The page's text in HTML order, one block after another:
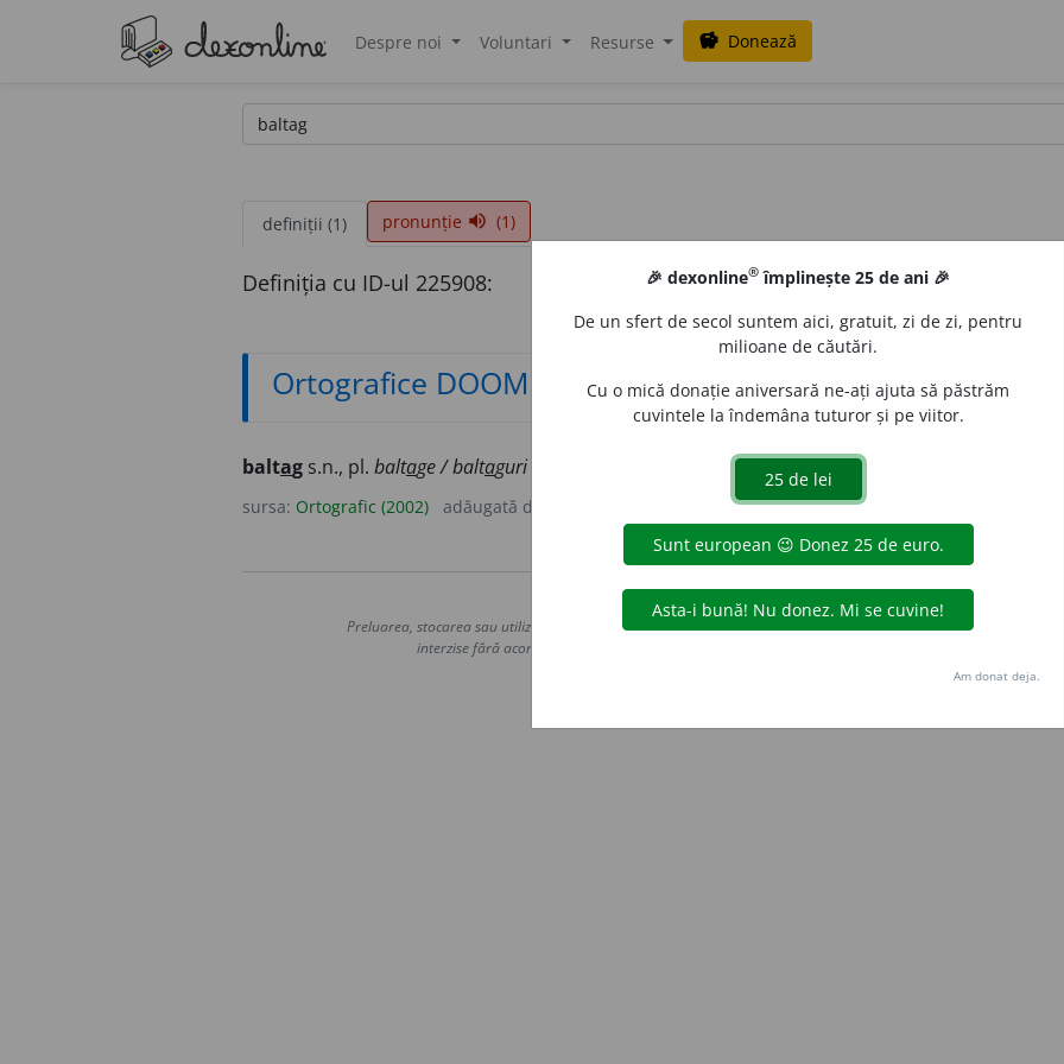
Despre noi Voluntari Resurse savings Donează
definiții (1) pronunție volume_up (1)
Definiția cu ID-ul 225908:
Ortografice DOOM
baltag s.n., pl. baltage / baltaguri
sursa: Ortografic (2002) adăugată de
Copyright © 2004-2026 dexonline (https://dexonline.ro)
Preluarea, stocarea sau utilizarea datelor de pe acest site, inclusiv prin orice metode de extragere automată
interzise fără acordul nostru prealabil scris, cu excepția seturilor de date oferite oficial spre utilizare
Hosterion
🎉 dexonline® împlinește 25 de ani 🎉
De un sfert de secol suntem aici, gratuit, zi de zi, pentru
milioane de căutări.
Cu o mică donație aniversară ne-ați ajuta să păstrăm
cuvintele la îndemâna tuturor și pe viitor.
Am donat deja.